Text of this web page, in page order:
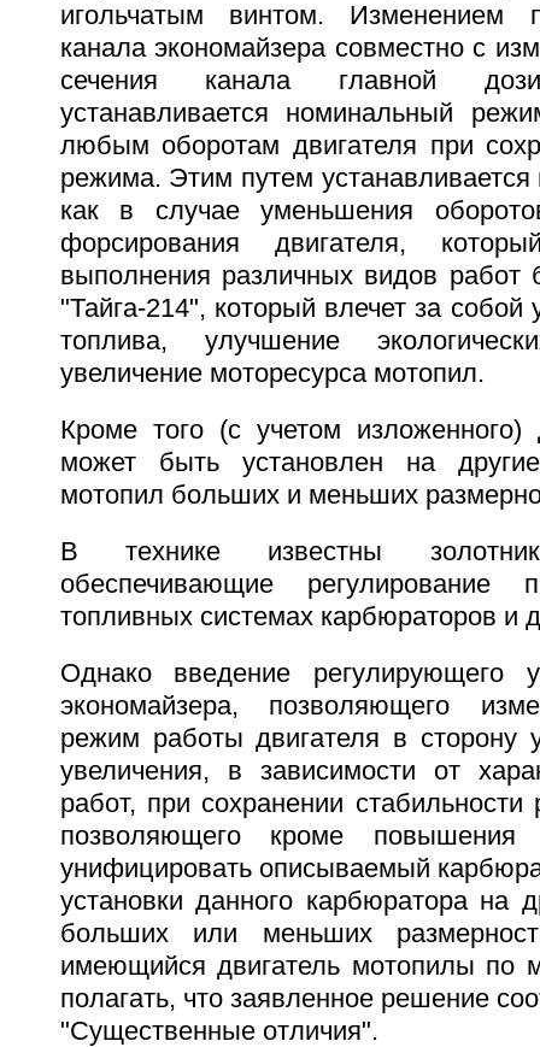
игольчатым винтом. Изменением
канала экономайзера совместно с
сечения канала главной
устанавливается номинальный
любым оборотам двигателя при
режима. Этим путем
как в случае уменьшения
форсирования двигателя,
выполнения различных видов работ
"Тайга-214", который влечет за
топлива, улучшение
увеличение моторесурса мотопил.
Кроме того (с учетом
может быть установлен на
мотопил больших и меньших
В технике известны
обеспечивающие
топливных системах карбюраторов и
Однако введение регулирующего
экономайзера, позволяющего
режим работы двигателя в сторону
увеличения, в зависимости от
работ, при сохранении
позволяющего кроме
унифицировать описываемый
установки данного карбюратора на
больших или меньших
имеющийся двигатель мотопилы по
полагать, что заявленное решение
"Существенные отличия".